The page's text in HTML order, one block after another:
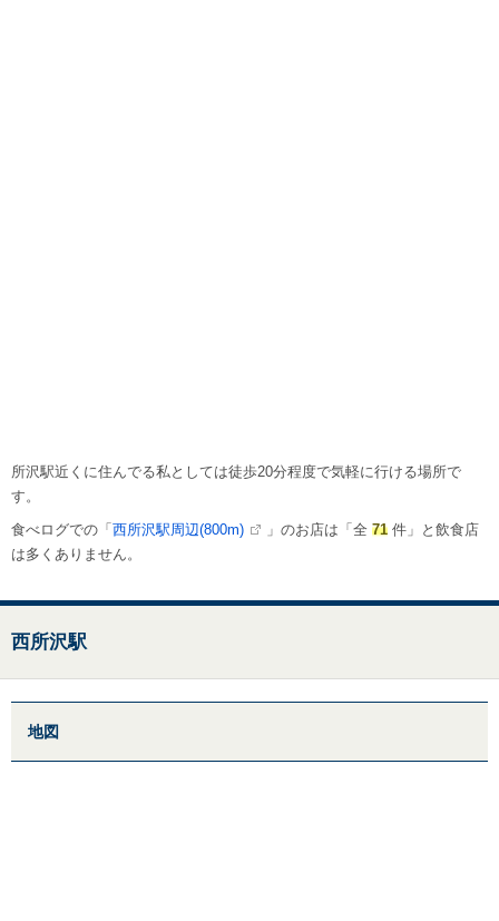
所沢駅近くに住んでる私としては徒歩20分程度で気軽に行ける場所で
す。
食べログでの「 西所沢駅周辺(800m) 」のお店は「全 71 件」と飲食店
は多くありません。
西所沢駅
地図